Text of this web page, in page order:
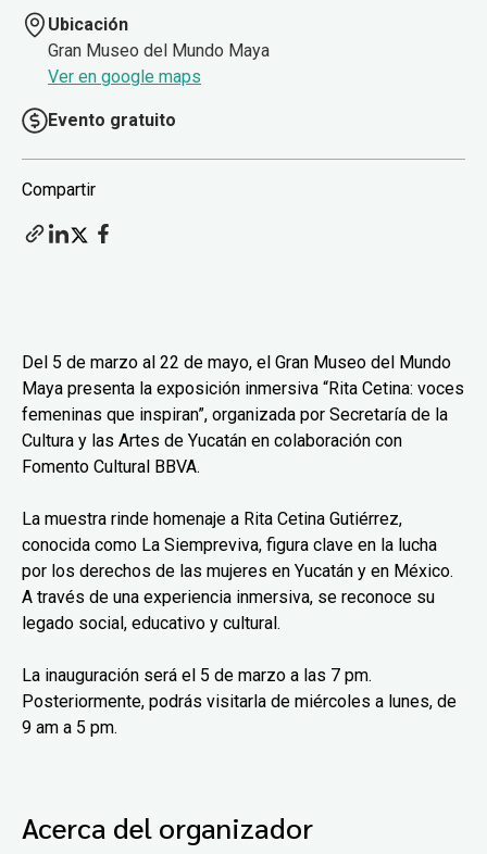
Ubicación
Gran Museo del Mundo Maya
Ver en google maps
Evento gratuito
Compartir
Del 5 de marzo al 22 de mayo, el Gran Museo del Mundo
Maya presenta la exposición inmersiva “Rita Cetina: voces
femeninas que inspiran”, organizada por Secretaría de la
Cultura y las Artes de Yucatán en colaboración con
Fomento Cultural BBVA.
La muestra rinde homenaje a Rita Cetina Gutiérrez,
conocida como La Siempreviva, figura clave en la lucha
por los derechos de las mujeres en Yucatán y en México.
A través de una experiencia inmersiva, se reconoce su
legado social, educativo y cultural.
La inauguración será el 5 de marzo a las 7 pm.
Posteriormente, podrás visitarla de miércoles a lunes, de
9 am a 5 pm.
Acerca del organizador